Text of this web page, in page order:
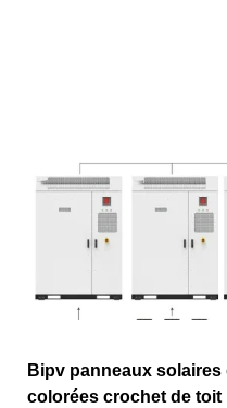
Bipv panneaux
colorées crochet de toit